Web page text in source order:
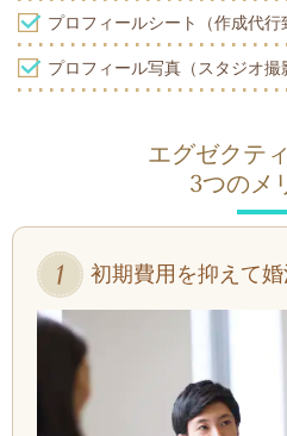
プロフィールシート（作成代行
プロフィール写真（スタジオ撮
エグゼクテ
3つのメ
初期費用を抑えて